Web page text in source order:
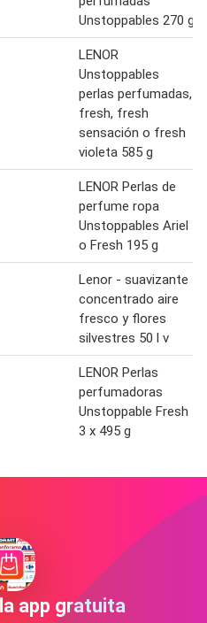
Unstoppables 270 g
LENOR
Unstoppables
perlas perfumadas,
fresh, fresh
sensación o fresh
violeta 585 g
LENOR Perlas de
perfume ropa
Unstoppables Ariel
o Fresh 195 g
Lenor - suavizante
concentrado aire
fresco y flores
silvestres 50 l v
LENOR Perlas
perfumadoras
Unstoppable Fresh
3 x 495 g
app gratuita